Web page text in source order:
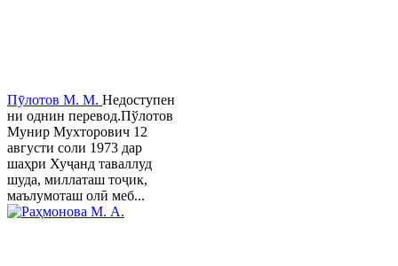
Пӯлотов М. М. Недоступен
ни однин перевод.Пўлотов
Мунир Мухторович 12
августи соли 1973 дар
шаҳри Хуҷанд таваллуд
шуда, миллаташ тоҷик,
маълумоташ олӣ меб...